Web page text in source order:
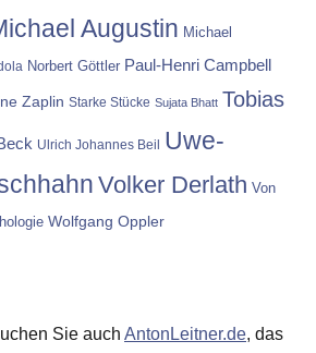
Augustin Michael
Norbert Göttler Paul-Henri Campbell
Zaplin Starke Stücke Sujata Bhatt Tobias
Ulrich Johannes Beil Uwe-
Volker Derlath Von
Wolfgang Oppler
Sie auch AntonLeitner.de, das